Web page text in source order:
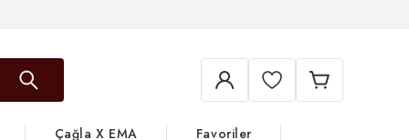
Çağla X EMA Favoriler